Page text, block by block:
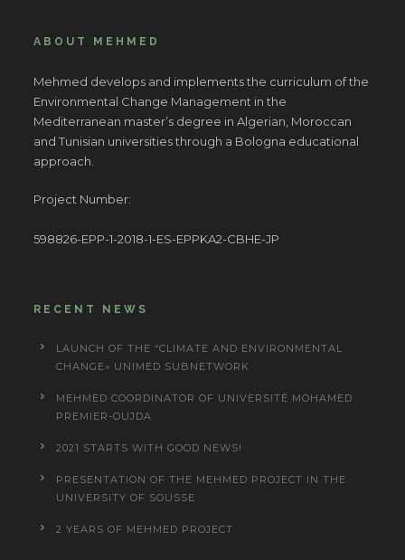
ABOUT MEHMED
Mehmed develops and implements the curriculum of the
Environmental Change Management in the
Mediterranean master’s degree in Algerian, Moroccan
and Tunisian universities through a Bologna educational
approach.
Project Number:
598826-EPP-1-2018-1-ES-EPPKA2-CBHE-JP
RECENT NEWS
LAUNCH OF THE “CLIMATE AND ENVIRONMENTAL
CHANGE» UNIMED SUBNETWORK
MEHMED COORDINATOR OF UNIVERSITÉ MOHAMED
PREMIER-OUJDA
2021 STARTS WITH GOOD NEWS!
PRESENTATION OF THE MEHMED PROJECT IN THE
UNIVERSITY OF SOUSSE
2 YEARS OF MEHMED PROJECT